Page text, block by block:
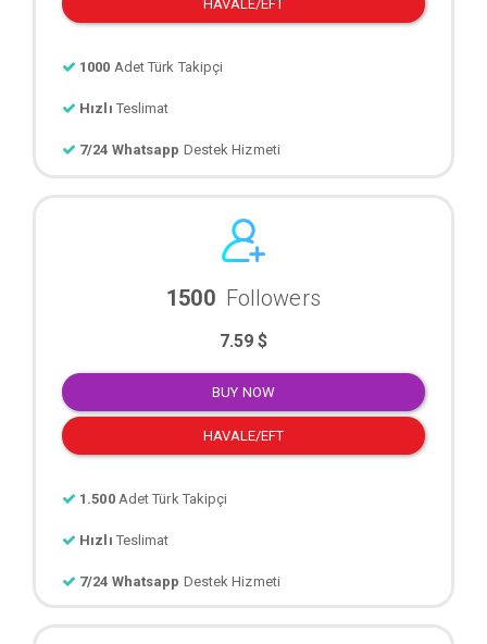
HAVALE/EFT
1000 Adet Türk Takipçi
Hızlı Teslimat
7/24 Whatsapp Destek Hizmeti
1500 Followers
7.59 $
BUY NOW
HAVALE/EFT
1.500 Adet Türk Takipçi
Hızlı Teslimat
7/24 Whatsapp Destek Hizmeti